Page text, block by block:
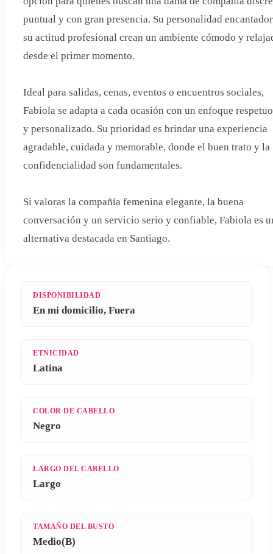
puntual y con gran presencia. Su personalidad
su actitud profesional crean un ambiente cómodo y
desde el primer momento.
Ideal para salidas, cenas, eventos o encuentros sociales,
Fabiola se adapta a cada ocasión con un enfoque
y personalizado. Su prioridad es brindar una experiencia
agradable, cuidada y memorable, donde el buen trato y la
confidencialidad son fundamentales.
Si valoras la compañía femenina elegante, la buena
conversación y un servicio serio y confiable, Fabiola es
alternativa destacada en Santiago.
DISPONIBILIDAD
En mi domicilio, Fuera
ETNICIDAD
Latina
COLOR DE CABELLO
Negro
LARGO DEL CABELLO
Largo
TAMAÑO DEL BUSTO
Medio(B)